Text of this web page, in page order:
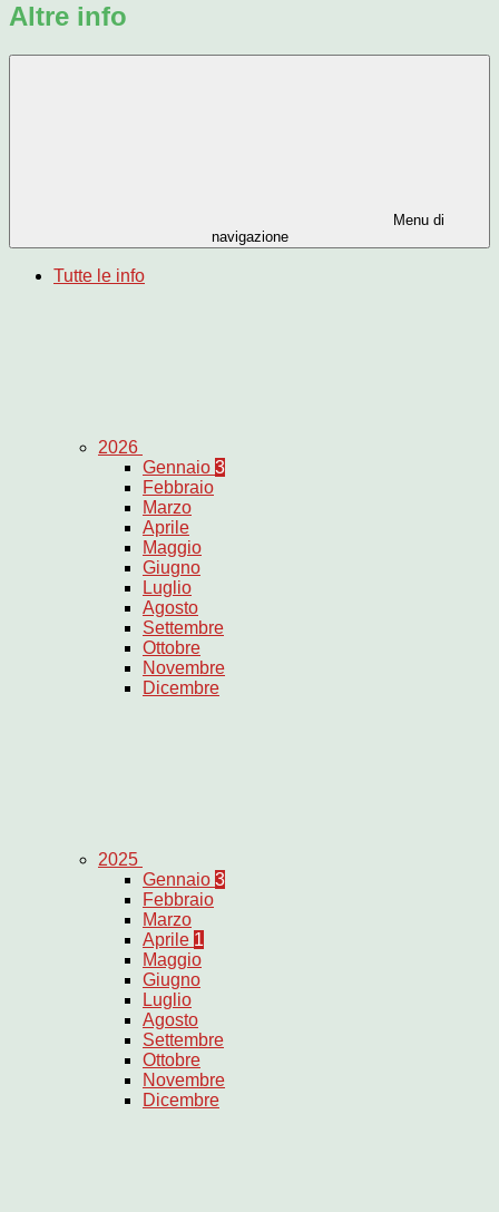
Altre info
Menu di
navigazione
Tutte le info
2026
Gennaio 3
Febbraio
Marzo
Aprile
Maggio
Giugno
Luglio
Agosto
Settembre
Ottobre
Novembre
Dicembre
2025
Gennaio 3
Febbraio
Marzo
Aprile 1
Maggio
Giugno
Luglio
Agosto
Settembre
Ottobre
Novembre
Dicembre